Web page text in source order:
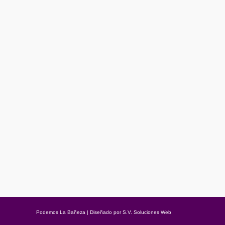
Podemos La Bañeza | Diseñado porS.V. Soluciones Web